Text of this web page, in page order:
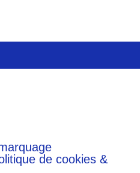
de cookies &